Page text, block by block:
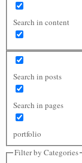
Search in content
Search in posts
Search in pages
portfolio
Filter by Categories